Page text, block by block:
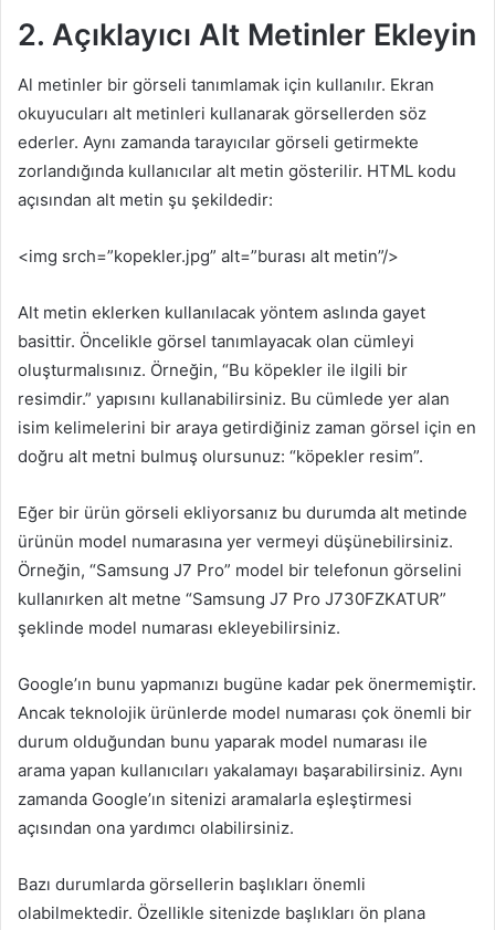
2. Açıklayıcı Alt Metinler Ekleyin
Al metinler bir görseli tanımlamak için kullanılır. Ekran
okuyucuları alt metinleri kullanarak görsellerden söz
ederler. Aynı zamanda tarayıcılar görseli getirmekte
zorlandığında kullanıcılar alt metin gösterilir. HTML kodu
açısından alt metin şu şekildedir:
<img srch=”kopekler.jpg” alt=”burası alt metin”/>
Alt metin eklerken kullanılacak yöntem aslında gayet
basittir. Öncelikle görsel tanımlayacak olan cümleyi
oluşturmalısınız. Örneğin, “Bu köpekler ile ilgili bir
resimdir.” yapısını kullanabilirsiniz. Bu cümlede yer alan
isim kelimelerini bir araya getirdiğiniz zaman görsel için en
doğru alt metni bulmuş olursunuz: “köpekler resim”.
Eğer bir ürün görseli ekliyorsanız bu durumda alt metinde
ürünün model numarasına yer vermeyi düşünebilirsiniz.
Örneğin, “Samsung J7 Pro” model bir telefonun görselini
kullanırken alt metne “Samsung J7 Pro J730FZKATUR”
şeklinde model numarası ekleyebilirsiniz.
Google’ın bunu yapmanızı bugüne kadar pek önermemiştir.
Ancak teknolojik ürünlerde model numarası çok önemli bir
durum olduğundan bunu yaparak model numarası ile
arama yapan kullanıcıları yakalamayı başarabilirsiniz. Aynı
zamanda Google’ın sitenizi aramalarla eşleştirmesi
açısından ona yardımcı olabilirsiniz.
Bazı durumlarda görsellerin başlıkları önemli
olabilmektedir. Özellikle sitenizde başlıkları ön plana